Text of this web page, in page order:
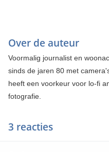
Over de auteur
Voormalig journalist en
sinds de jaren 80 met
heeft een voorkeur voor lo-fi
fotografie.
3 reacties